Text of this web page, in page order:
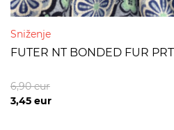
Sniženje
FUTER NT BONDED FUR
3,45 eur
6,90eur